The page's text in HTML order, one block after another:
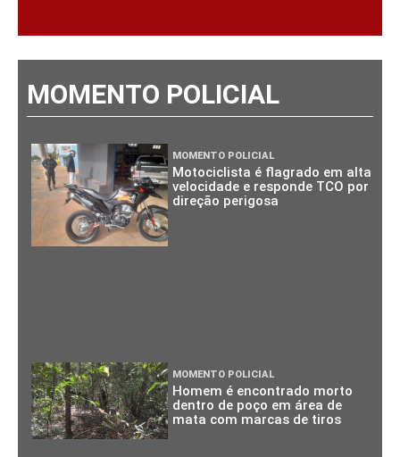
MOMENTO POLICIAL
MOMENTO POLICIAL
Motociclista é flagrado em alta
velocidade e responde TCO por
direção perigosa
MOMENTO POLICIAL
Homem é encontrado morto
dentro de poço em área de
mata com marcas de tiros